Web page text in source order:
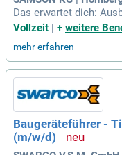
Das erwartet dich:
asen in unseren
rden in unserem
le vermittelt.
Vollzeit
+ weitere
mehr erfahren
Baugeräteführer -
(m/w/d)